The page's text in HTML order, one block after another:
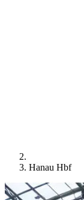
Hanau Hbf